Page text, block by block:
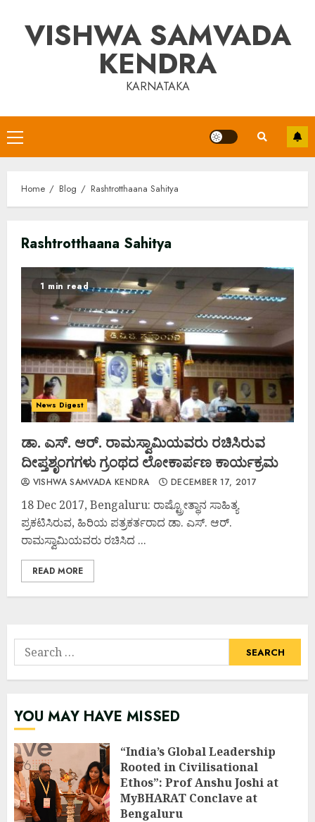
contentVISHWA SAMVADA
KENDRA
KARNATAKA
Primary
Menu
Home Blog Rashtrotthaana Sahitya
Rashtrotthaana Sahitya
1 min read
News Digest
ಡಾ. ಎಸ್. ಆರ್. ರಾಮಸ್ವಾಮಿಯವರು ರಚಿಸಿರುವ
ದೀಪ್ತಶೃಂಗಗಳು ಗ್ರಂಥದ ಲೋಕಾರ್ಪಣ ಕಾರ್ಯಕ್ರಮ
VISHWA SAMVADA KENDRA DECEMBER 17, 2017
18 Dec 2017, Bengaluru: ರಾಷ್ಟ್ರೋತ್ಥಾನ ಸಾಹಿತ್ಯ
ಪ್ರಕಟಿಸಿರುವ, ಹಿರಿಯ ಪತ್ರಕರ್ತರಾದ ಡಾ. ಎಸ್. ಆರ್.
ರಾಮಸ್ವಾಮಿಯವರು ರಚಿಸಿದ ...
READ MORE
Search
for:
YOU MAY HAVE MISSED
“India’s Global Leadership
Rooted in Civilisational
Ethos”: Prof Anshu Joshi at
MyBHARAT Conclave at
Bengaluru